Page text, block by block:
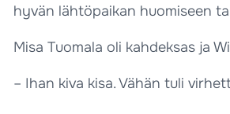
hyvän lähtöpaikan huomiseen
Misa Tuomala oli kahdeksas ja
– Ihan kiva kisa. Vähän tuli